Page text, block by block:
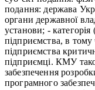
подання: держава
органи державної
установи; -
підприємства, в тому
підприємства
підприємці. КМУ
забезпечення
програмного